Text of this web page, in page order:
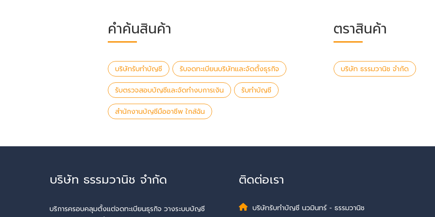
คำค้นสินค้า
บริษัทรับทำบัญชี รับจดทะเบียนบริษัทและจัดตั้งธุรกิจ
รับตรวจสอบบัญชีและจัดทำงบการเงิน รับทำบัญชี
สำนักงานบัญชีมืออาชีพ ใกล้ฉัน
ตราสินค้า
บริษัท ธรรมวานิช จำกัด
บริษัท ธรรมวานิช จำกัด
บริการครอบคลุมตั้งแต่จดทะเบียนธุรกิจ วางระบบบัญชี
ติดต่อเรา
บริษัทรับทำบัญชี นวมินทร์ - ธรรมวานิช